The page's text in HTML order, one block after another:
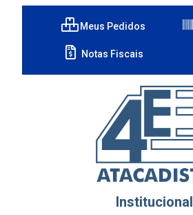
Meus Pedidos
Notas Fiscais
Institucional